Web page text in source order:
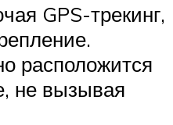
GPS-трекинг,
расположится
не вызывая